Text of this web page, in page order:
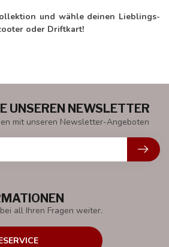
und wähle deinen Lieblings-
oder Driftkart!
all Ihren Fragen weiter.
UNSEREN NEWSLETTER
mit unseren Newsletter-Angeboten